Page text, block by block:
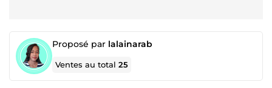
Proposé par lalainarab
Ventes au total25